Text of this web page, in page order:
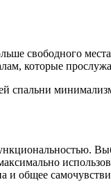
свободного
которые
спальни
и общее